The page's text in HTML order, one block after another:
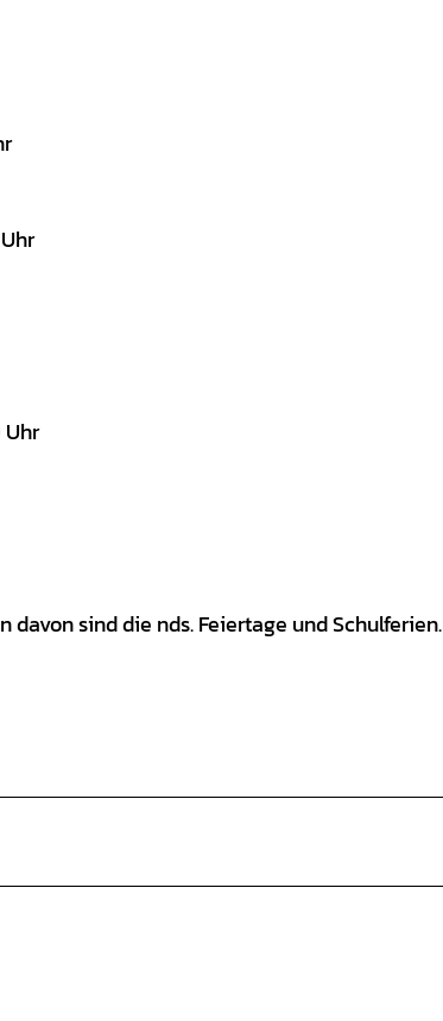
sind die nds. Feiertage und Schulferien.